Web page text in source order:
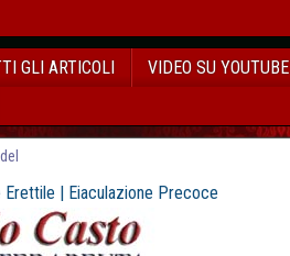
GLI ARTICOLI
VIDEO SU YOUTUBE
| Eiaculazione Precoce